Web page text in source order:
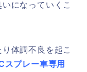
になっていくこ
体調不良を起こ
スプレー車専用